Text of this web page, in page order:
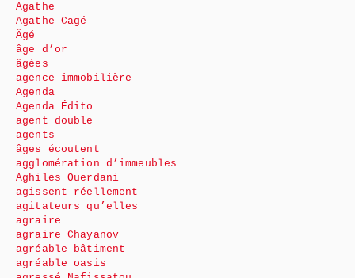
Agathe
Agathe Cagé
Âgé
âge d’or
âgées
agence immobilière
Agenda
Agenda Édito
agent double
agents
âges écoutent
agglomération d’immeubles
Aghiles Ouerdani
agissent réellement
agitateurs qu’elles
agraire
agraire Chayanov
agréable bâtiment
agréable oasis